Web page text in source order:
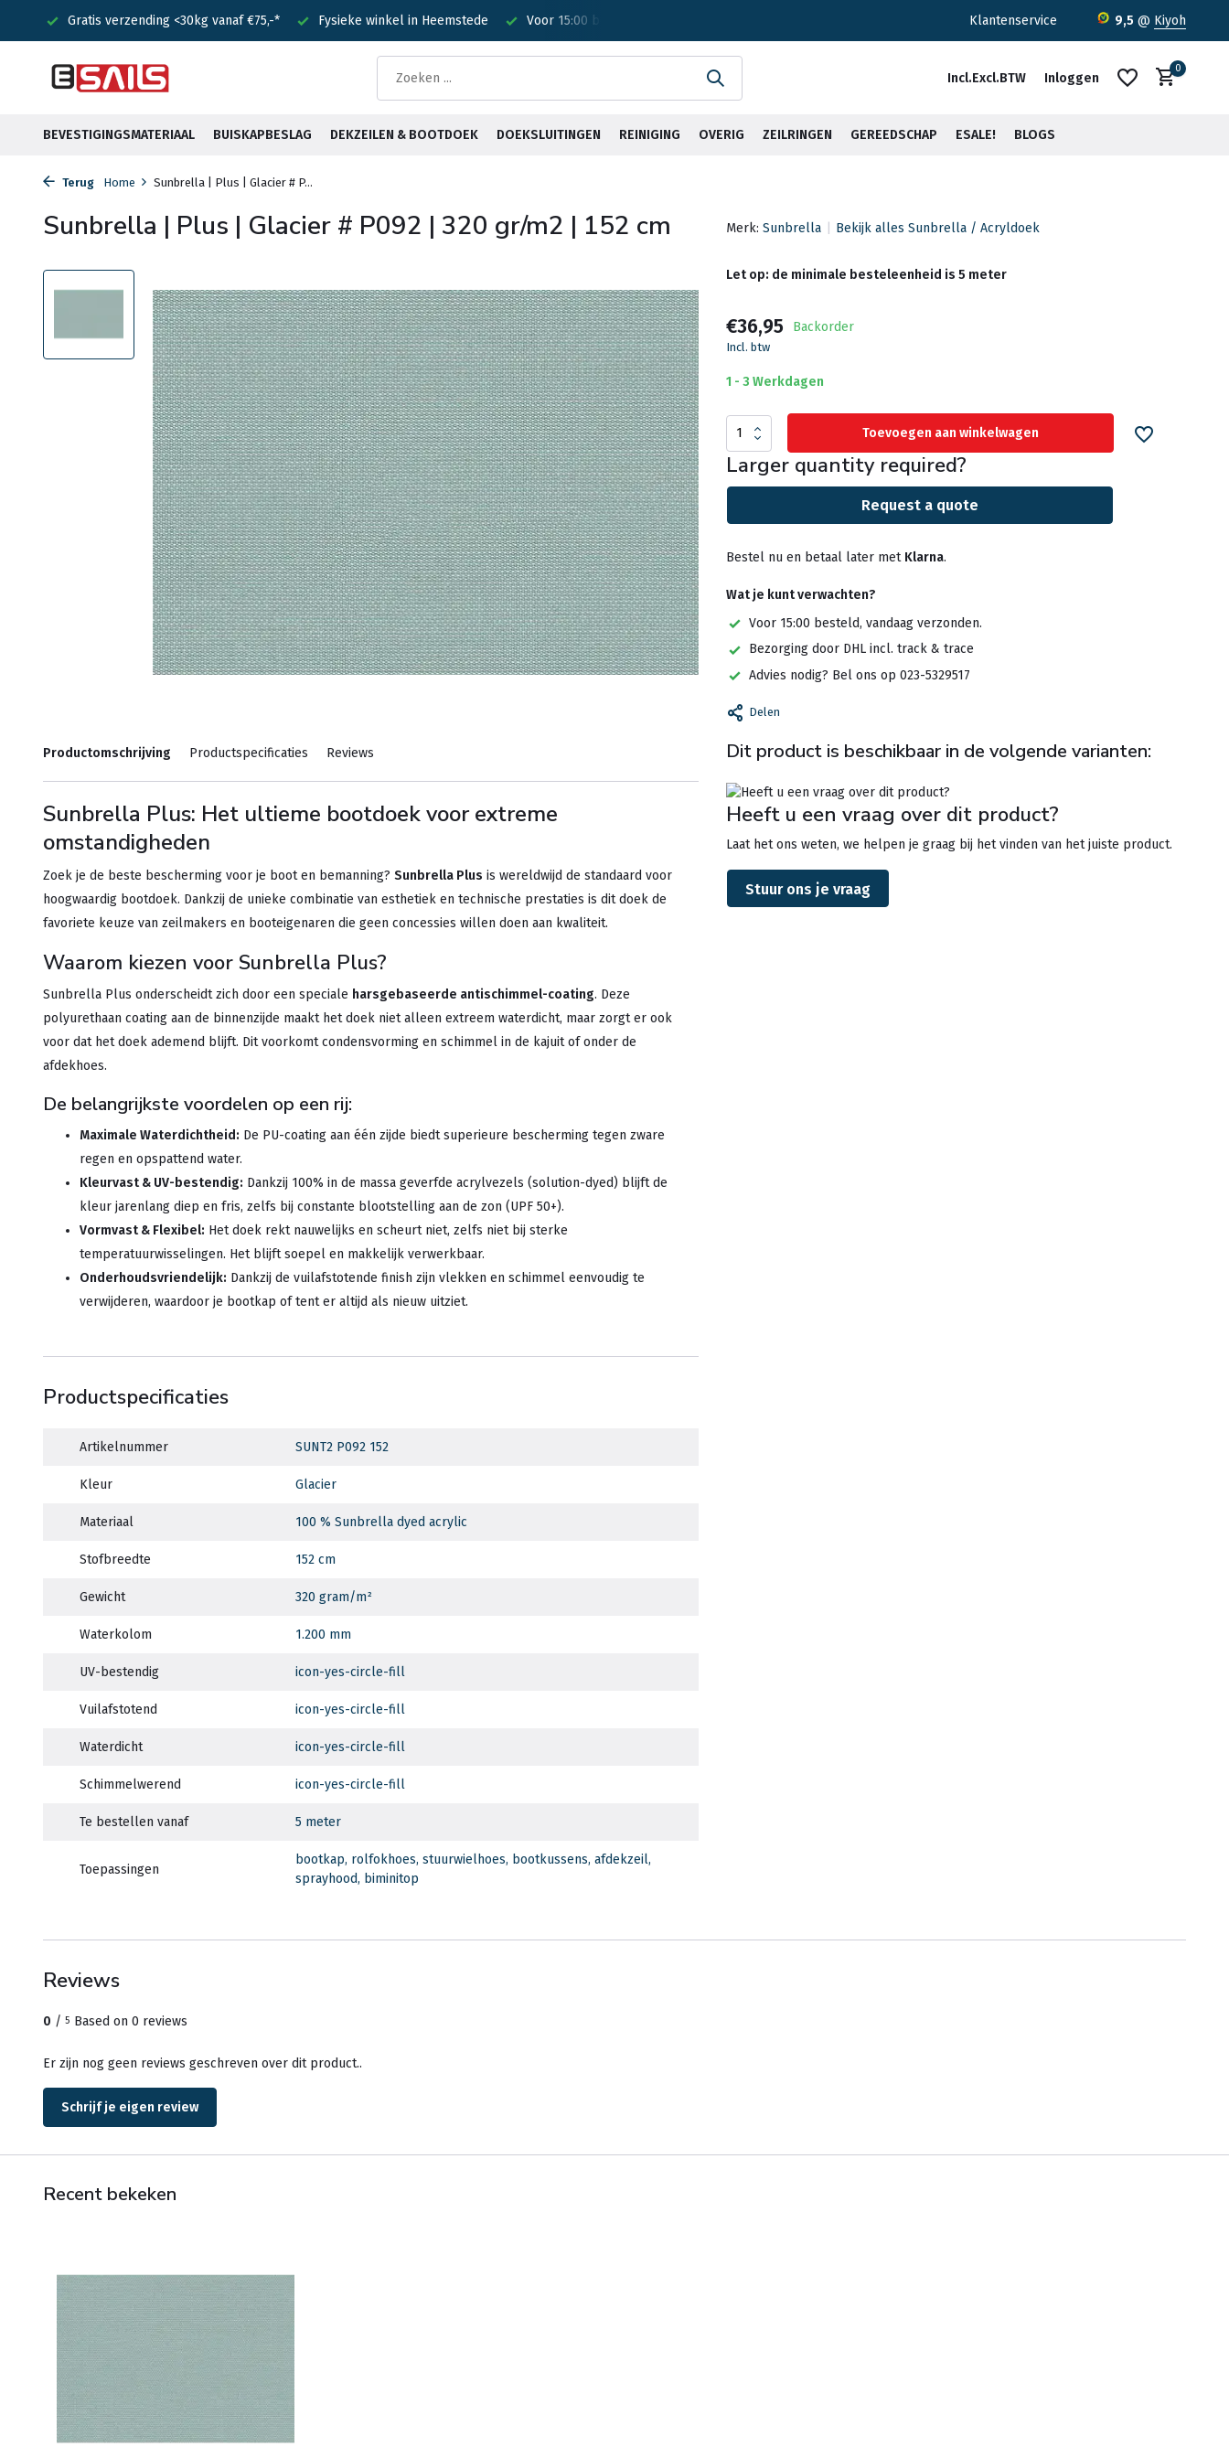
vanaf €75,-* Fysieke winkel in Heemstede Voor 15:00 besteld? Is vandaag verzonden! Klantenservice 9,5 @ Kiyoh
Incl.Excl.BTW Inloggen
0
BEVESTIGINGSMATERIAAL BUISKAPBESLAG DEKZEILEN & BOOTDOEK DOEKSLUITINGEN REINIGING OVERIG ZEILRINGEN GEREEDSCHAP ESALE! BLOGS
Terug Home Sunbrella | Plus | Glacier # P...
Sunbrella | Plus | Glacier # P092 | 320 gr/m2 | 152 cm
Productomschrijving Productspecificaties Reviews
Sunbrella Plus: Het ultieme bootdoek voor extreme
omstandigheden
Zoek je de beste bescherming voor je boot en bemanning? Sunbrella Plus is wereldwijd de standaard voor
hoogwaardig bootdoek. Dankzij de unieke combinatie van esthetiek en technische prestaties is dit doek de
favoriete keuze van zeilmakers en booteigenaren die geen concessies willen doen aan kwaliteit.
Waarom kiezen voor Sunbrella Plus?
Sunbrella Plus onderscheidt zich door een speciale harsgebaseerde antischimmel-coating. Deze
polyurethaan coating aan de binnenzijde maakt het doek niet alleen extreem waterdicht, maar zorgt er ook
voor dat het doek ademend blijft. Dit voorkomt condensvorming en schimmel in de kajuit of onder de
afdekhoes.
De belangrijkste voordelen op een rij:
Maximale Waterdichtheid: De PU-coating aan één zijde biedt superieure bescherming tegen zware
regen en opspattend water.
Kleurvast & UV-bestendig: Dankzij 100% in de massa geverfde acrylvezels (solution-dyed) blijft de
kleur jarenlang diep en fris, zelfs bij constante blootstelling aan de zon (UPF 50+).
Vormvast & Flexibel: Het doek rekt nauwelijks en scheurt niet, zelfs niet bij sterke
temperatuurwisselingen. Het blijft soepel en makkelijk verwerkbaar.
Onderhoudsvriendelijk: Dankzij de vuilafstotende finish zijn vlekken en schimmel eenvoudig te
verwijderen, waardoor je bootkap of tent er altijd als nieuw uitziet.
Productspecificaties
Artikelnummer SUNT2 P092 152
Kleur Glacier
Materiaal 100 % Sunbrella dyed acrylic
Stofbreedte 152 cm
Gewicht 320 gram/m²
Waterkolom 1.200 mm
UV-bestendig icon-yes-circle-fill
Vuilafstotend icon-yes-circle-fill
Waterdicht icon-yes-circle-fill
Schimmelwerend icon-yes-circle-fill
Te bestellen vanaf 5 meter
Toepassingen
bootkap, rolfokhoes, stuurwielhoes, bootkussens, afdekzeil,
sprayhood, biminitop
Merk: Sunbrella Bekijk alles Sunbrella / Acryldoek
Let op: de minimale besteleenheid is 5 meter
€36,95 Backorder
Incl. btw
1 - 3 Werkdagen
Toevoegen aan winkelwagen
Larger quantity required?
Request a quote
Bestel nu en betaal later met Klarna.
Wat je kunt verwachten?
Voor 15:00 besteld, vandaag verzonden.
Bezorging door DHL incl. track & trace
Advies nodig? Bel ons op 023-5329517
Delen
Dit product is beschikbaar in de volgende varianten:
Heeft u een vraag over dit product?
Laat het ons weten, we helpen je graag bij het vinden van het juiste product.
Stuur ons je vraag
Reviews
0 / 5 Based on 0 reviews
Er zijn nog geen reviews geschreven over dit product..
Schrijf je eigen review
Recent bekeken